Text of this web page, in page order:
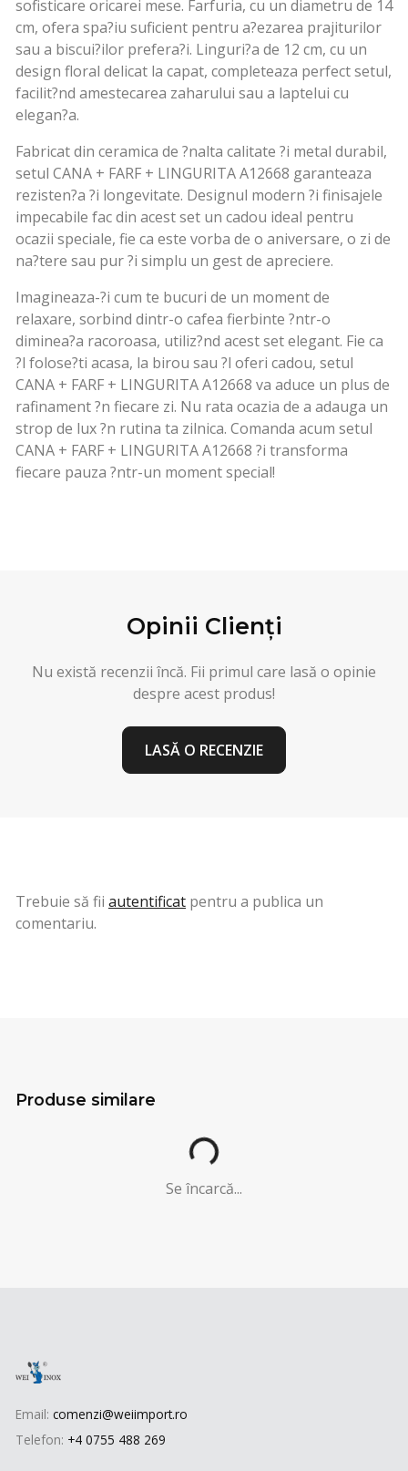
sofisticare oricarei mese. Farfuria, cu un diametru de 14
cm, ofera spa?iu suficient pentru a?ezarea prajiturilor
sau a biscui?ilor prefera?i. Linguri?a de 12 cm, cu un
design floral delicat la capat, completeaza perfect setul,
facilit?nd amestecarea zaharului sau a laptelui cu
elegan?a.
Fabricat din ceramica de ?nalta calitate ?i metal durabil,
setul CANA + FARF + LINGURITA A12668 garanteaza
rezisten?a ?i longevitate. Designul modern ?i finisajele
impecabile fac din acest set un cadou ideal pentru
ocazii speciale, fie ca este vorba de o aniversare, o zi de
na?tere sau pur ?i simplu un gest de apreciere.
Imagineaza-?i cum te bucuri de un moment de
relaxare, sorbind dintr-o cafea fierbinte ?ntr-o
diminea?a racoroasa, utiliz?nd acest set elegant. Fie ca
?l folose?ti acasa, la birou sau ?l oferi cadou, setul
CANA + FARF + LINGURITA A12668 va aduce un plus de
rafinament ?n fiecare zi. Nu rata ocazia de a adauga un
strop de lux ?n rutina ta zilnica. Comanda acum setul
CANA + FARF + LINGURITA A12668 ?i transforma
fiecare pauza ?ntr-un moment special!
Opinii Clienți
Nu există recenzii încă. Fii primul care lasă o opinie
despre acest produs!
LASĂ O RECENZIE
Trebuie să fii autentificat pentru a publica un
comentariu.
Produse similare Se încarcă...
Se încarcă...
Email: comenzi@weiimport.ro
Telefon: +4 0755 488 269